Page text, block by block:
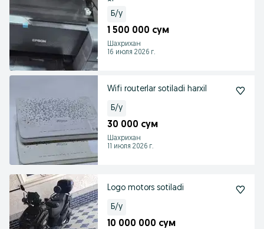
Б/у
1 500 000 сум
Шахрихан
16 июля 2026 г.
Wifi routerlar sotiladi harxil
Б/у
30 000 сум
Шахрихан
11 июля 2026 г.
Logo motors sotiladi
Б/у
10 000 000 сум